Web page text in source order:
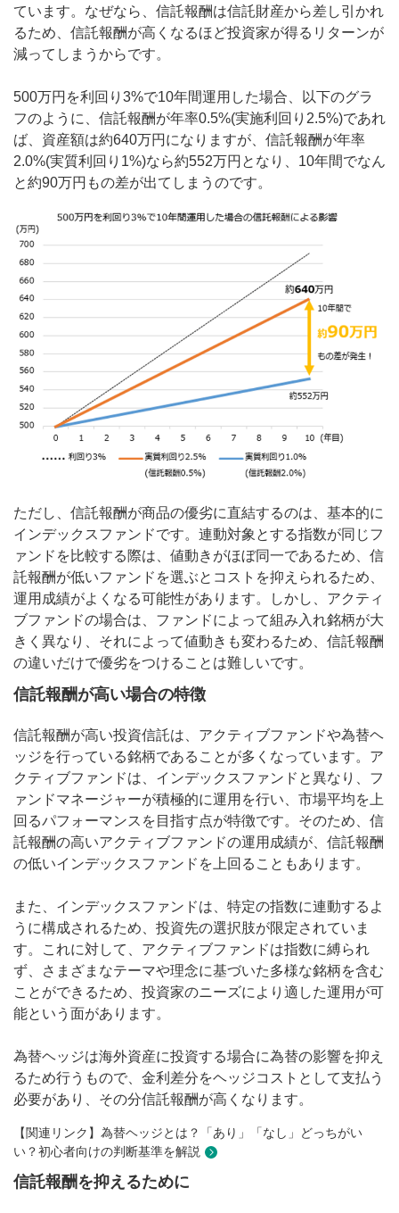
ています。なぜなら、信託報酬は信託財産から差し引かれ
るため、信託報酬が高くなるほど投資家が得るリターンが
減ってしまうからです。
500万円を利回り3%で10年間運用した場合、以下のグラ
フのように、信託報酬が年率0.5%(実施利回り2.5%)であれ
ば、資産額は約640万円になりますが、信託報酬が年率
2.0%(実質利回り1%)なら約552万円となり、10年間でなん
と約90万円もの差が出てしまうのです。
ただし、信託報酬が商品の優劣に直結するのは、基本的に
インデックスファンドです。連動対象とする指数が同じフ
ァンドを比較する際は、値動きがほぼ同一であるため、信
託報酬が低いファンドを選ぶとコストを抑えられるため、
運用成績がよくなる可能性があります。しかし、アクティ
ブファンドの場合は、ファンドによって組み入れ銘柄が大
きく異なり、それによって値動きも変わるため、信託報酬
の違いだけで優劣をつけることは難しいです。
信託報酬が高い場合の特徴
信託報酬が高い投資信託は、アクティブファンドや為替ヘ
ッジを行っている銘柄であることが多くなっています。ア
クティブファンドは、インデックスファンドと異なり、フ
ァンドマネージャーが積極的に運用を行い、市場平均を上
回るパフォーマンスを目指す点が特徴です。そのため、信
託報酬の高いアクティブファンドの運用成績が、信託報酬
の低いインデックスファンドを上回ることもあります。
また、インデックスファンドは、特定の指数に連動するよ
うに構成されるため、投資先の選択肢が限定されていま
す。これに対して、アクティブファンドは指数に縛られ
ず、さまざまなテーマや理念に基づいた多様な銘柄を含む
ことができるため、投資家のニーズにより適した運用が可
能という面があります。
為替ヘッジは海外資産に投資する場合に為替の影響を抑え
るため行うもので、金利差分をヘッジコストとして支払う
必要があり、その分信託報酬が高くなります。
【関連リンク】為替ヘッジとは？「あり」「なし」どっちがい
い？初心者向けの判断基準を解説
信託報酬を抑えるために